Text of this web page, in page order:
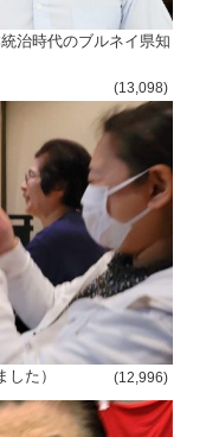
治時代のブルネイ県知
(13,098)
た） (12,996)